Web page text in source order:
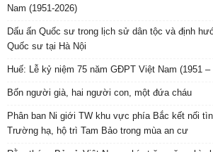
Nam (1951-2026)
Dấu ấn Quốc sư trong lịch sử dân tộc và định
Quốc sư tại Hà Nội
Huế: Lễ kỷ niệm 75 năm GĐPT Việt Nam (1951 –
Bốn người già, hai người con, một đứa cháu
Phân ban Ni giới TW khu vực phía Bắc kết nối
Trường hạ, hộ trì Tam Bảo trong mùa an cư